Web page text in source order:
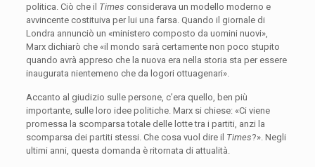
politica. Ciò che il Times considerava un modello moderno e
avvincente costituiva per lui una farsa. Quando il giornale di
Londra annunciò un «ministero composto da uomini nuovi»,
Marx dichiarò che «il mondo sarà certamente non poco stupito
quando avrà appreso che la nuova era nella storia sta per essere
inaugurata nientemeno che da logori ottuagenari».
Accanto al giudizio sulle persone, c’era quello, ben più
importante, sulle loro idee politiche. Marx si chiese: «Ci viene
promessa la scomparsa totale delle lotte tra i partiti, anzi la
scomparsa dei partiti stessi. Che cosa vuol dire il Times?». Negli
ultimi anni, questa domanda è ritornata di attualità.